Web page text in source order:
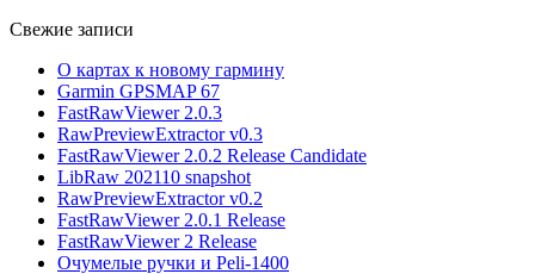
Свежие записи
О картах к новому гармину
Garmin GPSMAP 67
FastRawViewer 2.0.3
RawPreviewExtractor v0.3
FastRawViewer 2.0.2 Release Candidate
LibRaw 202110 snapshot
RawPreviewExtractor v0.2
FastRawViewer 2.0.1 Release
FastRawViewer 2 Release
Очумелые ручки и Peli-1400